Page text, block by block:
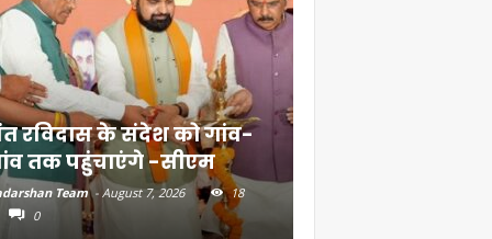
रविदास के संदेश को गांव-
तक पहुंचाएंगे -सीएम
Team - August 7, 2026
18
0